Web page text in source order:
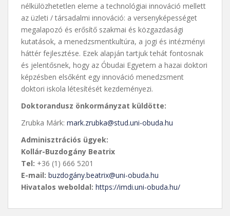
nélkülözhetetlen eleme a technológiai innováció mellett
az üzleti / társadalmi innováció: a versenyképességet
megalapozó és erősítő szakmai és közgazdasági
kutatások, a menedzsmentkultúra, a jogi és intézményi
háttér fejlesztése. Ezek alapján tartjuk tehát fontosnak
és jelentősnek, hogy az Óbudai Egyetem a hazai doktori
képzésben elsőként egy innováció menedzsment
doktori iskola létesítését kezdeményezi.
Doktorandusz önkormányzat küldötte:
Zrubka Márk: mark.zrubka@stud.uni-obuda.hu
Adminisztrációs ügyek:
Kollár-Buzdogány Beatrix
Tel: +36 (1) 666 5201
E-mail: buzdogány.beatrix@uni-obuda.hu
Hivatalos weboldal: https://imdi.uni-obuda.hu/